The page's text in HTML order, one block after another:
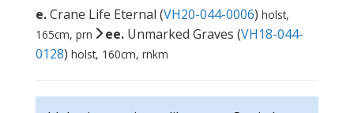
e.Crane Life Eternal (VH20-044-0006) holst,
165cm, prn
ee. Unmarked Graves (VH18-044-
0128) holst, 160cm, rnkm